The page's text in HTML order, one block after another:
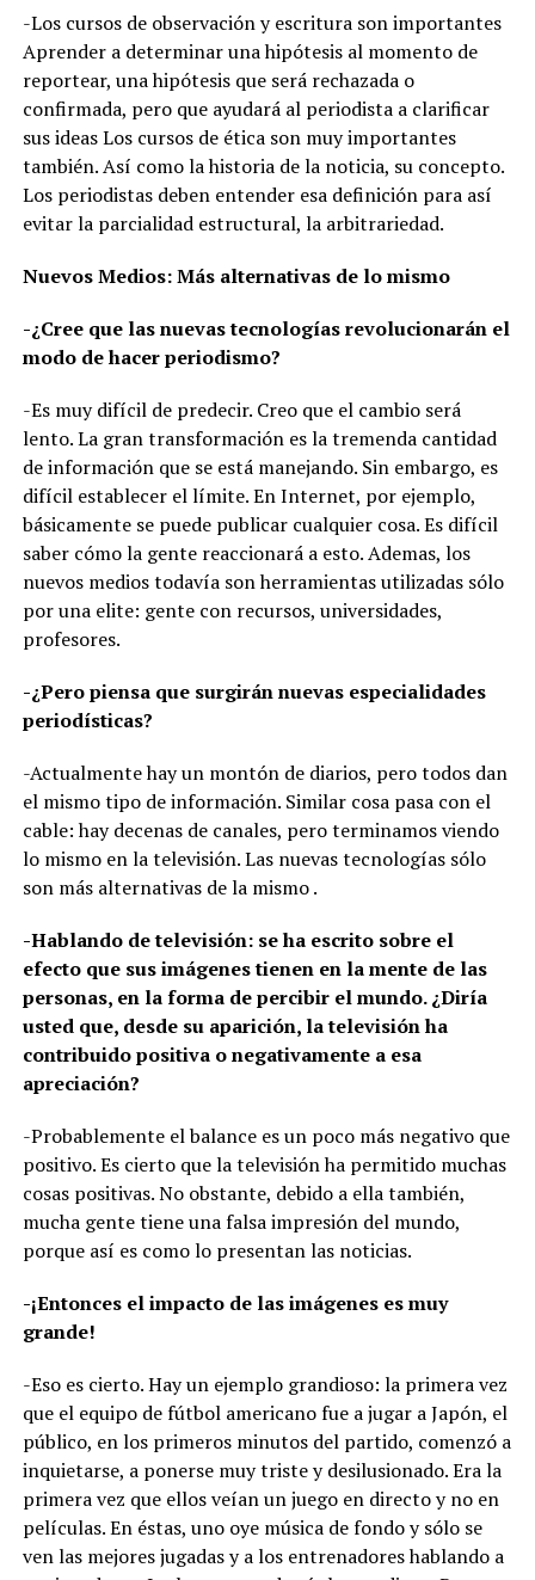
-Los cursos de observación y escritura son importantes
Aprender a determinar una hipótesis al momento de
reportear, una hipótesis que será rechazada o
confirmada, pero que ayudará al periodista a clarificar
sus ideas Los cursos de ética son muy importantes
también. Así como la historia de la noticia, su concepto.
Los periodistas deben entender esa definición para así
evitar la parcialidad estructural, la arbitrariedad.
Nuevos Medios: Más alternativas de lo mismo
-¿Cree que las nuevas tecnologías revolucionarán el
modo de hacer periodismo?
-Es muy difícil de predecir. Creo que el cambio será
lento. La gran transformación es la tremenda cantidad
de información que se está manejando. Sin embargo, es
difícil establecer el límite. En Internet, por ejemplo,
básicamente se puede publicar cualquier cosa. Es difícil
saber cómo la gente reaccionará a esto. Ademas, los
nuevos medios todavía son herramientas utilizadas sólo
por una elite: gente con recursos, universidades,
profesores.
-¿Pero piensa que surgirán nuevas especialidades
periodísticas?
-Actualmente hay un montón de diarios, pero todos dan
el mismo tipo de información. Similar cosa pasa con el
cable: hay decenas de canales, pero terminamos viendo
lo mismo en la televisión. Las nuevas tecnologías sólo
son más alternativas de la mismo .
-Hablando de televisión: se ha escrito sobre el
efecto que sus imágenes tienen en la mente de las
personas, en la forma de percibir el mundo. ¿Diría
usted que, desde su aparición, la televisión ha
contribuido positiva o negativamente a esa
apreciación?
-Probablemente el balance es un poco más negativo que
positivo. Es cierto que la televisión ha permitido muchas
cosas positivas. No obstante, debido a ella también,
mucha gente tiene una falsa impresión del mundo,
porque así es como lo presentan las noticias.
-¡Entonces el impacto de las imágenes es muy
grande!
-Eso es cierto. Hay un ejemplo grandioso: la primera vez
que el equipo de fútbol americano fue a jugar a Japón, el
público, en los primeros minutos del partido, comenzó a
inquietarse, a ponerse muy triste y desilusionado. Era la
primera vez que ellos veían un juego en directo y no en
películas. En éstas, uno oye música de fondo y sólo se
ven las mejores jugadas y a los entrenadores hablando a